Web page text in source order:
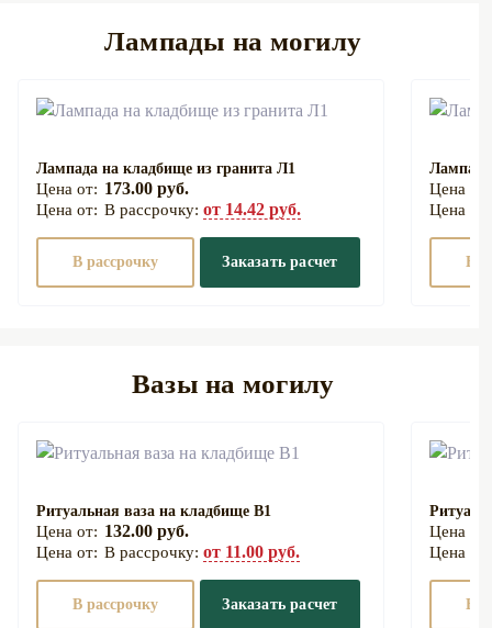
Лампады на могилу
Лампада на кладбище из гранита Л1
173.00 руб.
В рассрочку: от 14.42 руб.
В рассрочку Заказать расчет В
Вазы на могилу
Ритуальная ваза на кладбище В1
132.00 руб.
В рассрочку: от 11.00 руб.
В рассрочку Заказать расчет В